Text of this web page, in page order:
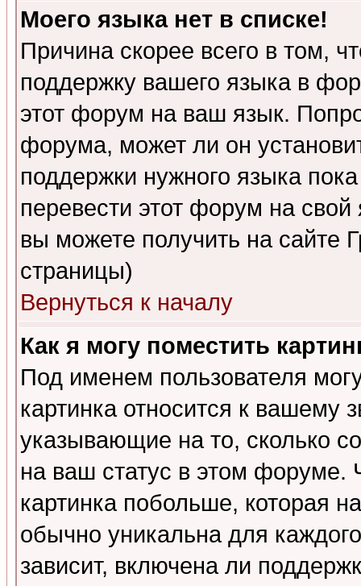
Моего языка нет в списке!
Причина скорее всего в том,
поддержку вашего языка в
этот форум на ваш язык.
форума, может ли он
поддержки нужного языка
перевести этот форум на
вы можете получить на сайте
страницы)
Вернуться к началу
Как я могу поместить
Под именем пользователя
картинка относится к вашему
указывающие на то, сколько
на ваш статус в этом форуме.
картинка побольше, которая
обычно уникальна для
зависит, включена ли